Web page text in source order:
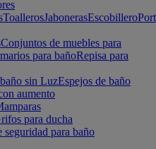
ToallerosJabonerasEscobillero
Conjuntos de muebles para
para bañoRepisa para
sin LuzEspejos de baño
aumento
para ducha
seguridad para baño